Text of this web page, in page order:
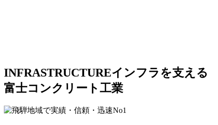
INFRASTRUCTUREインフラを支える
富士コンクリート工業